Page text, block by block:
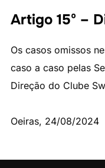
Artigo 15º –
Os casos omissos
caso a caso pelas
Direção do Clube
Oeiras, 24/08/2024